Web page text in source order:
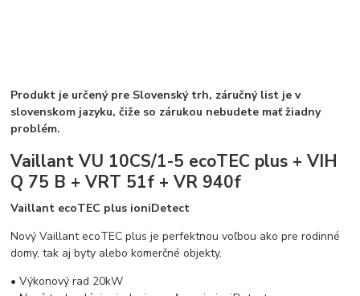
Produkt je určený pre Slovenský trh, záručný list je v
slovenskom jazyku, čiže so zárukou nebudete mať žiadny
problém.
Vaillant VU 10CS/1-5 ecoTEC plus + VIH
Q 75 B + VRT 51f + VR 940f
Vaillant ecoTEC plus ioniDetect
Nový Vaillant ecoTEC plus je perfektnou voľbou ako pre rodinné
domy, tak aj byty alebo komerčné objekty.
• Výkonový rad 20kW